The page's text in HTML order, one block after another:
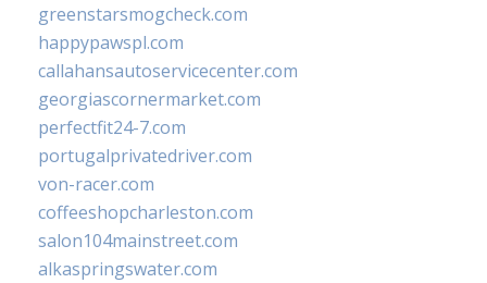
greenstarsmogcheck.com
happypawspl.com
callahansautoservicecenter.com
georgiascornermarket.com
perfectfit24-7.com
portugalprivatedriver.com
von-racer.com
coffeeshopcharleston.com
salon104mainstreet.com
alkaspringswater.com